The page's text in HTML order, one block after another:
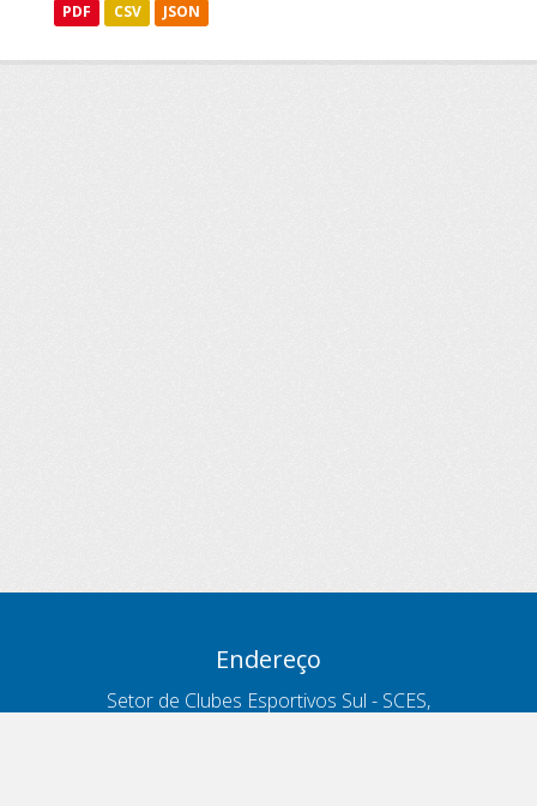
PDF CSV JSON
Endereço
Setor de Clubes Esportivos Sul - SCES,